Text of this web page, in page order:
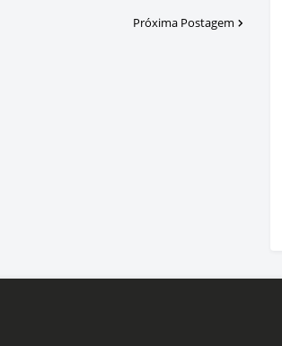
Próxima Postagem